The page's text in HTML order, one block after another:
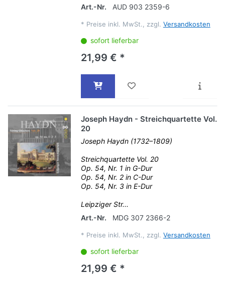
Art.-Nr.
AUD 903 2359-6
* Preise inkl. MwSt., zzgl. Versandkosten
sofort lieferbar
21,99 € *
Joseph Haydn - Streichquartette Vol.
20
Joseph Haydn (1732–1809)
Streichquartette Vol. 20
Op. 54, Nr. 1 in G-Dur
Op. 54, Nr. 2 in C-Dur
Op. 54, Nr. 3 in E-Dur
Leipziger Str...
Art.-Nr.
MDG 307 2366-2
* Preise inkl. MwSt., zzgl. Versandkosten
sofort lieferbar
21,99 € *